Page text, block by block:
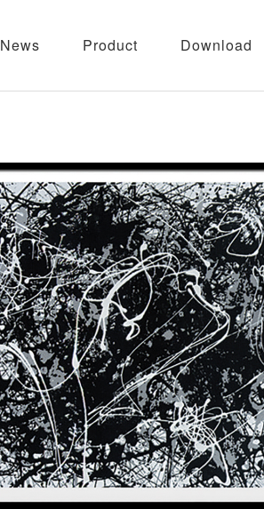
News Product Download